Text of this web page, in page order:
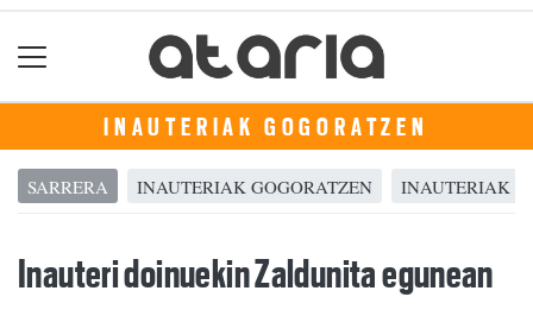
INAUTERIAK GOGORATZEN
SARRERA INAUTERIAK GOGORATZEN INAUTERIAK
Inauteri doinuekin Zaldunita egunean